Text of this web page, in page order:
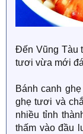
Đến Vũng Tàu
tươi vừa mới
Bánh canh
ghẹ tươi và
nhiều tỉnh
thấm vào đầu